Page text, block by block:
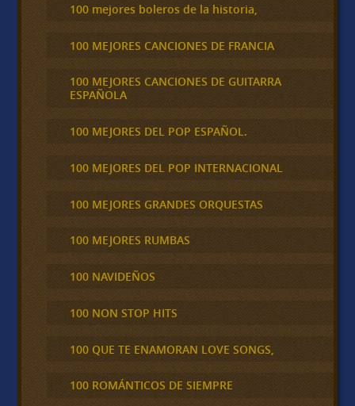
100 mejores boleros de la historia,
100 MEJORES CANCIONES DE FRANCIA
100 MEJORES CANCIONES DE GUITARRA
ESPAÑOLA
100 MEJORES DEL POP ESPAÑOL.
100 MEJORES DEL POP INTERNACIONAL
100 MEJORES GRANDES ORQUESTAS
100 MEJORES RUMBAS
100 NAVIDEÑOS
100 NON STOP HITS
100 QUE TE ENAMORAN LOVE SONGS,
100 ROMÁNTICOS DE SIEMPRE